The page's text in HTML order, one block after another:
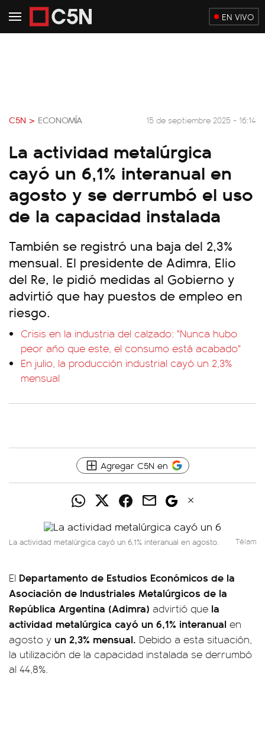
EN VIVO
C5N > ECONOMÍA 15 de septiembre 2025 - 16:14
La actividad metalúrgica
cayó un 6,1% interanual en
agosto y se derrumbó el uso
de la capacidad instalada
También se registró una baja del 2,3%
mensual. El presidente de Adimra, Elio
del Re, le pidió medidas al Gobierno y
advirtió que hay puestos de empleo en
riesgo.
Crisis en la industria del calzado: "Nunca hubo
peor año que este, el consumo está acabado"
En julio, la producción industrial cayó un 2,3%
mensual
Agregar C5N en
La actividad metalúrgica cayó un 6,1% interanual en agosto. Télam
El Departamento de Estudios Económicos de la
Asociación de Industriales Metalúrgicos de la
República Argentina (Adimra) advirtió que la
actividad metalúrgica cayó un 6,1% interanual en
agosto y un 2,3% mensual. Debido a esta situación,
la utilización de la capacidad instalada se derrumbó
al 44,8%.